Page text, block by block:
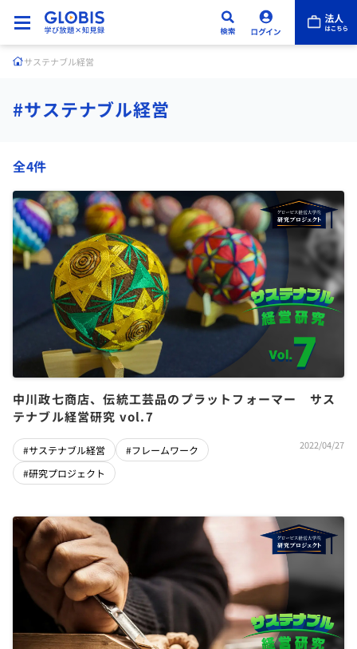
サステナブル経営
#サステナブル経営
全4件
中川政七商店、伝統工芸品のプラットフォーマー サス
テナブル経営研究 vol.7
#サステナブル経営
#フレームワーク
#研究プロジェクト
2022/04/27